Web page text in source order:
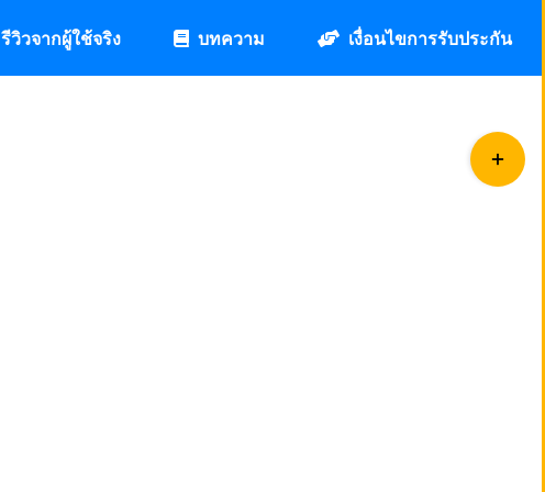
รีวิวจากผู้ใช้จริง บทความ เงื่อนไขการรับประกัน
Toggle
Sliding
Bar